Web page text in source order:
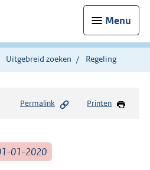
Menu
Uitgebreid zoeken Regeling
Permalink Printen
01-2020